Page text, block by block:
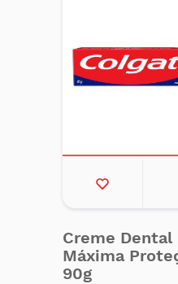
Creme Dental
Máxima
90g